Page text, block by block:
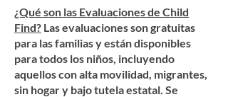
¿Qué son las Evaluaciones de Child
Find? Las evaluaciones son gratuitas
para las familias y están disponibles
para todos los niños, incluyendo
aquellos con alta movilidad, migrantes,
sin hogar y bajo tutela estatal. Se